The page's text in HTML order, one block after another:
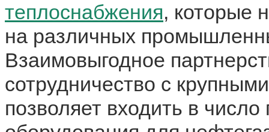
теплоснабжения, которые
на различных
Взаимовыгодное
сотрудничество с
позволяет входить в